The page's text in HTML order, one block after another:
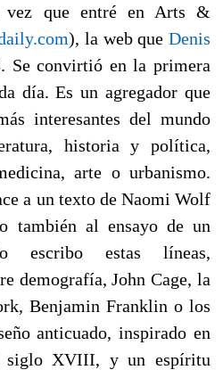
vez que entré en Arts &
), la web queDenis
Se convirtió en la primera
día. Es un agregador que
interesantes del mundo
historia y política,
arte o urbanismo.
a un texto de Naomi Wolf
también al ensayo de un
escribo estas líneas,
demografía, John Cage, la
Benjamin Franklin o los
anticuado, inspirado en
siglo XVIII, y un espíritu